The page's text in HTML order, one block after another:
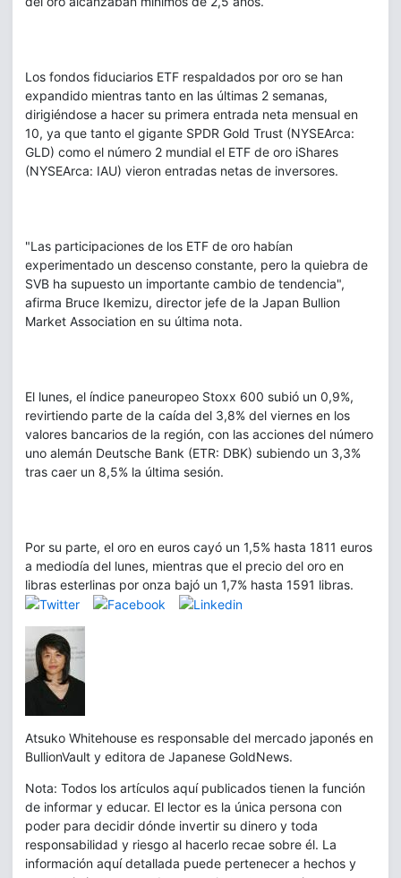
Los fondos fiduciarios ETF respaldados por oro se han
expandido mientras tanto en las últimas 2 semanas,
dirigiéndose a hacer su primera entrada neta mensual en
10, ya que tanto el gigante SPDR Gold Trust (NYSEArca:
GLD) como el número 2 mundial el ETF de oro iShares
(NYSEArca: IAU) vieron entradas netas de inversores.
"Las participaciones de los ETF de oro habían
experimentado un descenso constante, pero la quiebra de
SVB ha supuesto un importante cambio de tendencia",
afirma Bruce Ikemizu, director jefe de la Japan Bullion
Market Association en su última nota.
El lunes, el índice paneuropeo Stoxx 600 subió un 0,9%,
revirtiendo parte de la caída del 3,8% del viernes en los
valores bancarios de la región, con las acciones del número
uno alemán Deutsche Bank (ETR: DBK) subiendo un 3,3%
tras caer un 8,5% la última sesión.
Por su parte, el oro en euros cayó un 1,5% hasta 1811 euros
a mediodía del lunes, mientras que el precio del oro en
libras esterlinas por onza bajó un 1,7% hasta 1591 libras.
Atsuko Whitehouse es responsable del mercado japonés en
BullionVault y editora de Japanese GoldNews.
Nota: Todos los artículos aquí publicados tienen la función
de informar y educar. El lector es la única persona con
poder para decidir dónde invertir su dinero y toda
responsabilidad y riesgo al hacerlo recae sobre él. La
información aquí detallada puede pertenecer a hechos y